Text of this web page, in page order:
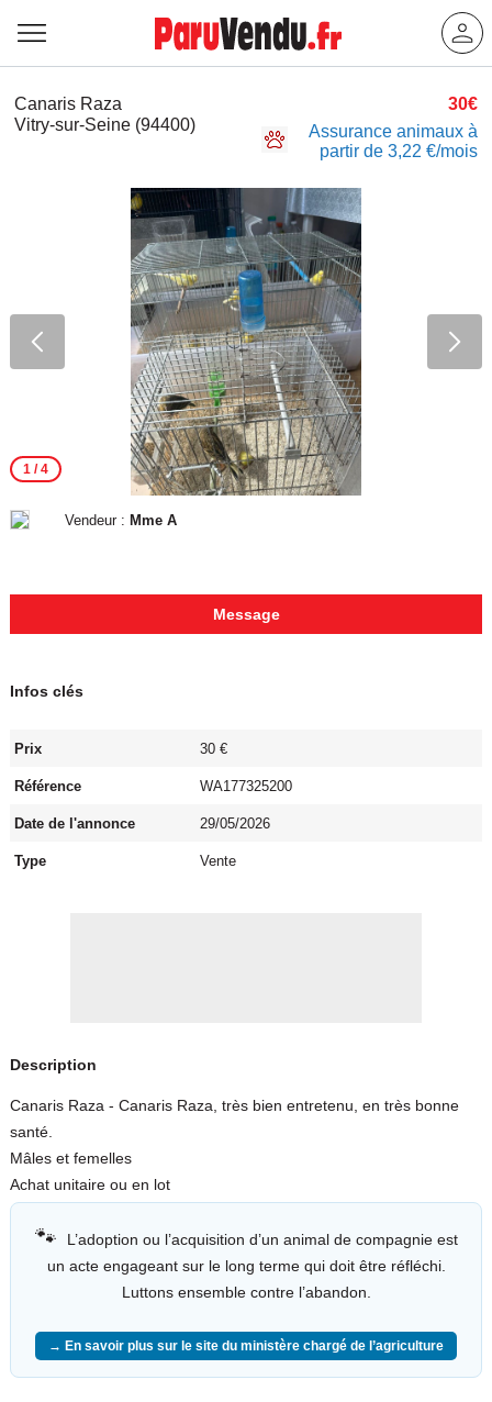
Canaris Raza
Vitry-sur-Seine (94400)
30€
Assurance animaux à
partir de 3,22 €/mois
1/ 4
Vendeur : Mme A
Message
Infos clés
Prix 30 €
Référence WA177325200
Date de l'annonce 29/05/2026
Type Vente
Description
Canaris Raza - Canaris Raza, très bien entretenu, en très bonne
santé.
Mâles et femelles
Achat unitaire ou en lot
🐾
L’adoption ou l’acquisition d’un animal de compagnie est
un acte engageant sur le long terme qui doit être réfléchi.
Luttons ensemble contre l’abandon.
→ En savoir plus sur le site du ministère chargé de l’agriculture